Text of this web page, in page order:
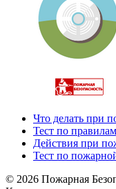
Что делать при
Тест по
Действия при
Тест по
© 2026 Пожарная